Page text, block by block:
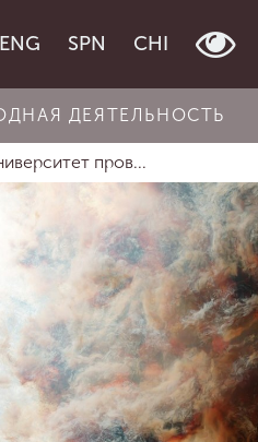
ENG SPN CHI
ДЕЯТЕЛЬНОСТЬ
пров...